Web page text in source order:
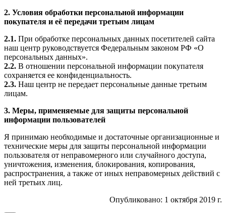
2. Условия обработки персональной информации
покупателя и её передачи третьим лицам
2.1. При обработке персональных данных посетителей сайта
наш центр руководствуется Федеральным законом РФ «О
персональных данных».
2.2. В отношении персональной информации покупателя
сохраняется ее конфиденциальность.
2.3. Наш центр не передает персональные данные третьим
лицам.
3. Меры, применяемые для защиты персональной
информации пользователей
Я принимаю необходимые и достаточные организационные и
технические меры для защиты персональной информации
пользователя от неправомерного или случайного доступа,
уничтожения, изменения, блокирования, копирования,
распространения, а также от иных неправомерных действий с
ней третьих лиц.
Опубликовано: 1 октября 2019 г.